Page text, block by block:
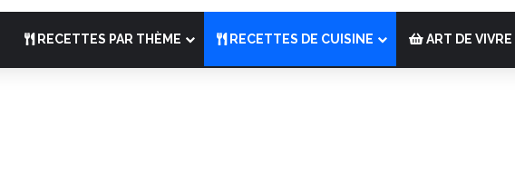
ACCUEILRECETTES PAR THÈME RECETTES DE CUISINE ART DE VIVRE